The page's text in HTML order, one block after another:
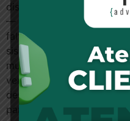
discutir um modelo de
— O país precisa de uma
falta de coordenação e
sistema público quanto
mundial de realização de
vemos é uma
desnecessários. Por isso,
para que o usuário